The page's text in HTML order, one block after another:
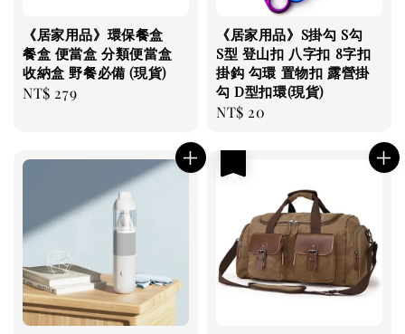
《居家用品》環保餐盒
餐盒 便當盒 分類便當盒
收納盒 野餐必備 (現貨)
Regular
NT$ 279
《居家用品》S掛勾 S勾
S型 登山扣 八字扣 8字扣
掛鈎 勾環 置物扣 露營掛
勾 D型扣環(現貨)
Regular
NT$ 20